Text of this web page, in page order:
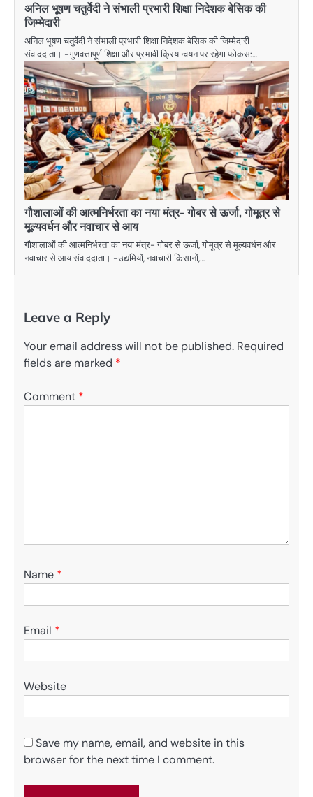
अनिल भूषण चतुर्वेदी ने संभाली प्रभारी शिक्षा निदेशक बेसिक की
जिम्मेदारी
अनिल भूषण चतुर्वेदी ने संभाली प्रभारी शिक्षा निदेशक बेसिक की जिम्मेदारी
संवाददाता। -गुणवत्तापूर्ण शिक्षा और प्रभावी क्रियान्वयन पर रहेगा फोकस:…
गौशालाओं की आत्मनिर्भरता का नया मंत्र- गोबर से ऊर्जा, गोमूत्र से
मूल्यवर्धन और नवाचार से आय
गौशालाओं की आत्मनिर्भरता का नया मंत्र- गोबर से ऊर्जा, गोमूत्र से मूल्यवर्धन और
नवाचार से आय संवाददाता। -उद्यमियों, नवाचारी किसानों,…
Leave a Reply
Your email address will not be published. Required
fields are marked *
Comment *
Name *
Email *
Website
Save my name, email, and website in this
browser for the next time I comment.